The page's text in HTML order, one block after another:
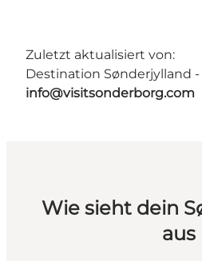
Zuletzt aktualisiert von:
Destination Sønderjylland
info@visitsonderborg.com
Wie sieht dein
aus